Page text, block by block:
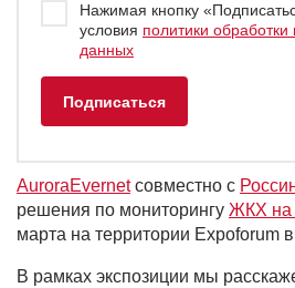
Нажимая кнопку
условия политики
данных
AuroraEvernetсовместно с
решения по мониторингу ЖКХ на
марта на территории Expoforum
В рамках экспозиции мы